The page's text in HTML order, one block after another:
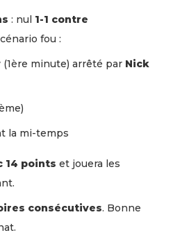
: nul 1-1 contre
fou :
minute) arrêté par Nick
la mi-temps
14 points et jouera les
consécutives. Bonne